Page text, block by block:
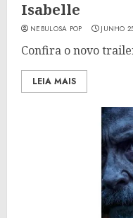
Isabelle
NEBULOSA POP JUNHO
Confira o novo
LEIA MAIS